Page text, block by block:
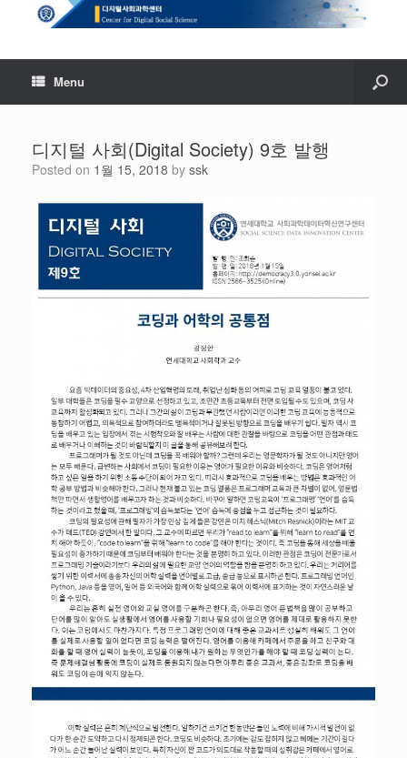
Menu
디지털 사회(Digital Society) 9호 발행
Posted on 1월 15, 2018 by ssk